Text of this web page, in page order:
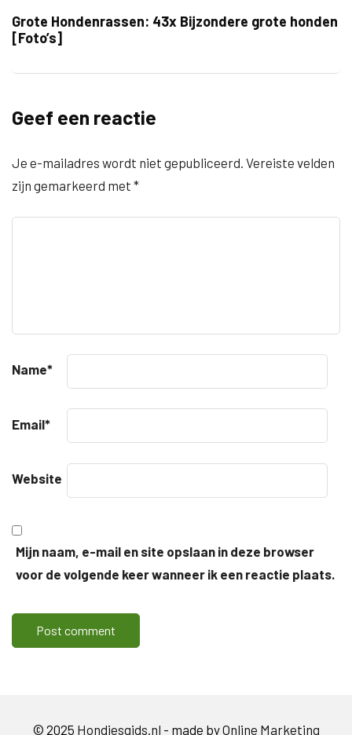
Grote Hondenrassen: 43x Bijzondere grote honden
[Foto’s]
Geef een reactie
Je e-mailadres wordt niet gepubliceerd. Vereiste velden
zijn gemarkeerd met *
Name*
Email*
Website
Mijn naam, e-mail en site opslaan in deze browser
voor de volgende keer wanneer ik een reactie plaats.
© 2025 Hondjesgids.nl - made byOnline Marketing